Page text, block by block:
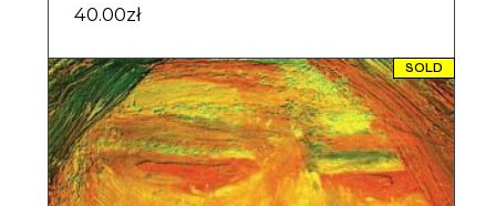
40.00zł
SOLD